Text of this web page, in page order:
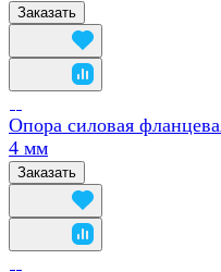
Заказать
Опора силовая
4 мм
Заказать